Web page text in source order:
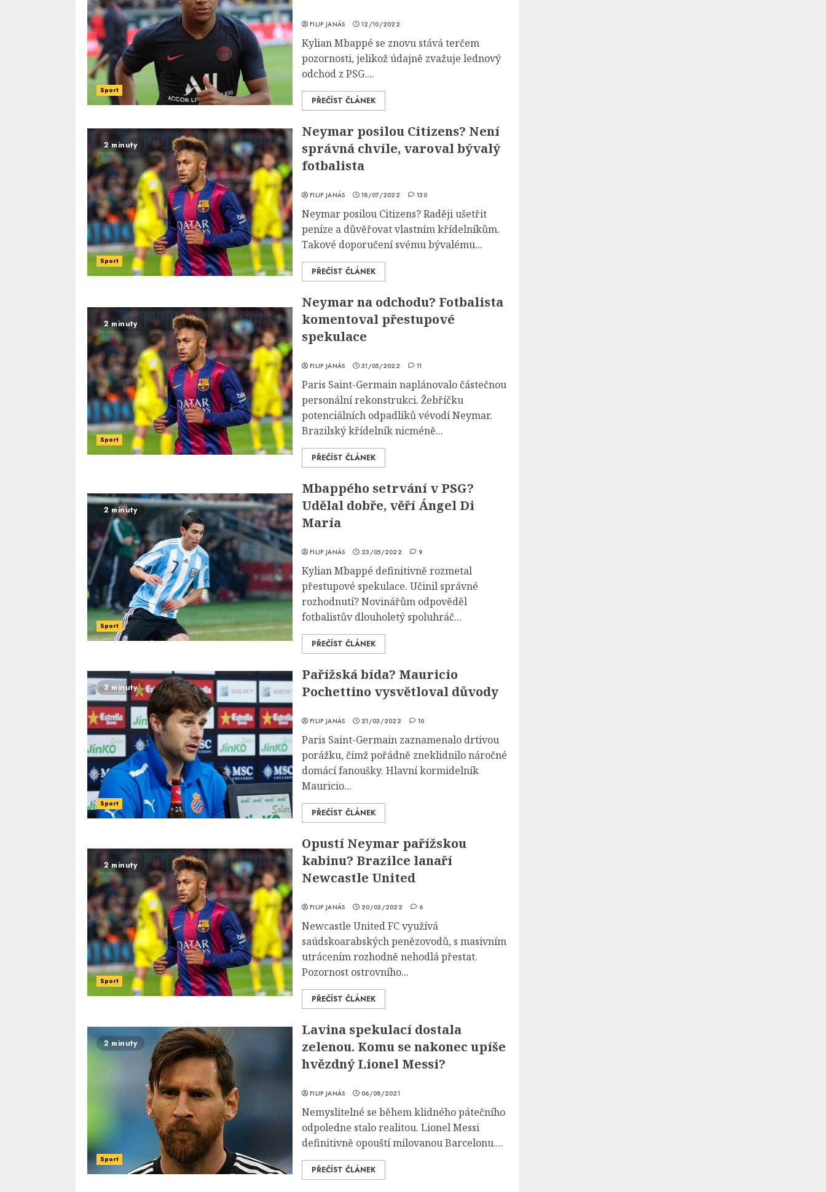
Sport
FILIP JANÁS 12/10/2022
Kylian Mbappé se znovu stává terčem
pozornosti, jelikož údajně zvažuje lednový
odchod z PSG....
PŘEČÍST ČLÁNEK
2 minuty
Sport
Neymar posilou Citizens? Není
správná chvíle, varoval bývalý
fotbalista
FILIP JANÁS 18/07/2022 130
Neymar posilou Citizens? Raději ušetřit
peníze a důvěřovat vlastním křídelníkům.
Takové doporučení svému bývalému...
PŘEČÍST ČLÁNEK
2 minuty
Sport
Neymar na odchodu? Fotbalista
komentoval přestupové
spekulace
FILIP JANÁS 31/05/2022 11
Paris Saint-Germain naplánovalo částečnou
personální rekonstrukci. Žebříčku
potenciálních odpadlíků vévodí Neymar.
Brazilský křídelník nicméně...
PŘEČÍST ČLÁNEK
2 minuty
Sport
Mbappého setrvání v PSG?
Udělal dobře, věří Ángel Di
María
FILIP JANÁS 23/05/2022 9
Kylian Mbappé definitivně rozmetal
přestupové spekulace. Učinil správné
rozhodnutí? Novinářům odpověděl
fotbalistův dlouholetý spoluhráč...
PŘEČÍST ČLÁNEK
3 minuty
Sport
Pařížská bída? Mauricio
Pochettino vysvětloval důvody
FILIP JANÁS 21/03/2022 10
Paris Saint-Germain zaznamenalo drtivou
porážku, čímž pořádně zneklidnilo náročné
domácí fanoušky. Hlavní kormidelník
Mauricio...
PŘEČÍST ČLÁNEK
2 minuty
Sport
Opustí Neymar pařížskou
kabinu? Brazilce lanaří
Newcastle United
FILIP JANÁS 20/03/2022 6
Newcastle United FC využívá
saúdskoarabských penězovodů, s masivním
utrácením rozhodně nehodlá přestat.
Pozornost ostrovního...
PŘEČÍST ČLÁNEK
2 minuty
Sport
Lavina spekulací dostala
zelenou. Komu se nakonec upíše
hvězdný Lionel Messi?
FILIP JANÁS 06/08/2021
Nemyslitelné se během klidného pátečního
odpoledne stalo realitou. Lionel Messi
definitivně opouští milovanou Barcelonu....
PŘEČÍST ČLÁNEK